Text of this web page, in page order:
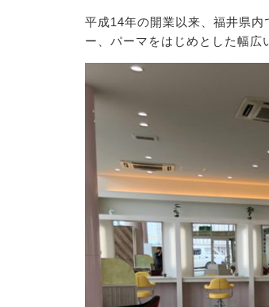
平成14年の開業以来、福井県
ー、パーマをはじめとした幅広